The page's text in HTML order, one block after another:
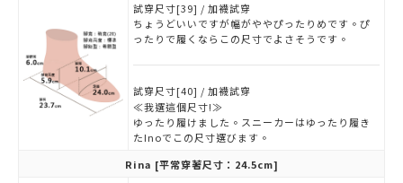
試穿尺寸[39] / 加襪試穿
ちょうどいいですが幅がややぴったりめです。ぴ
ったりで履くならこの尺寸でよさそうです。
試穿尺寸[40] / 加襪試穿
≪我選這個尺寸!≫
ゆったり履けました。スニーカーはゆったり履き
たInoでこの尺寸選びます。
Rina [平常穿著尺寸：24.5cm]